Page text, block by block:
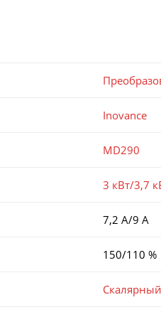
Inovance
MD290
3 кВт/3,7
7,2 А/9 А
150/110 %
Скалярный